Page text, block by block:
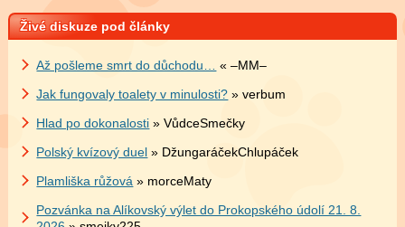
Živé diskuze pod články
Až pošleme smrt do důchodu… « –MM–
Jak fungovaly toalety v minulosti? » verbum
Hlad po dokonalosti » VůdceSmečky
Polský kvízový duel » DžungaráčekChlupáček
Plamliška růžová » morceMaty
Pozvánka na Alíkovský výlet do Prokopského údolí 21. 8.